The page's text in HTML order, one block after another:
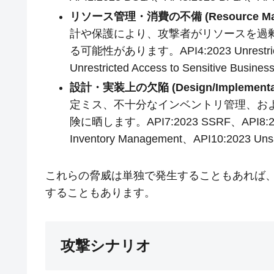
リソース管理・消費の不備 (Resource
計や保護により、攻撃者がリソースを
る可能性があります。API4:2023
Unrestricted Access to Sensitive
設計・実装上の欠陥 (Design/
定ミス、不十分なインベントリ管理、
険に晒します。API7:2023 SSRF、
Inventory Management、API10:2023
これらの脅威は単独で発生することもあれば
することもあります。
攻撃シナリオ